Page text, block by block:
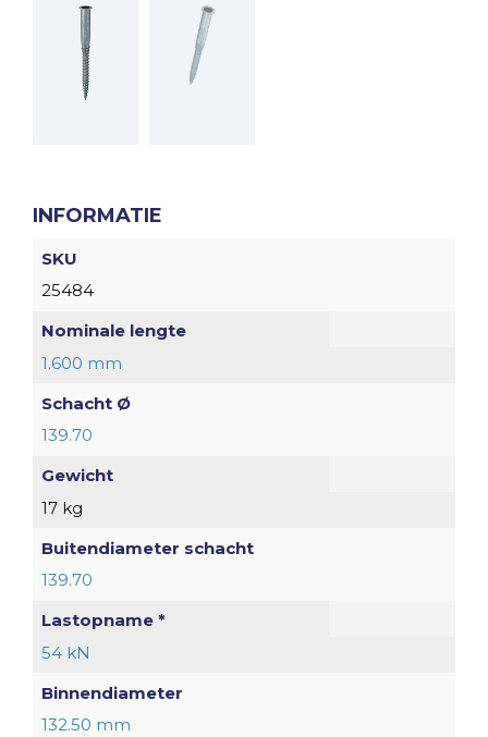
INFORMATIE
SKU
25484
Nominale lengte
1.600 mm
Schacht Ø
139.70
Gewicht
17 kg
Buitendiameter schacht
139.70
Lastopname *
54 kN
Binnendiameter
132.50 mm